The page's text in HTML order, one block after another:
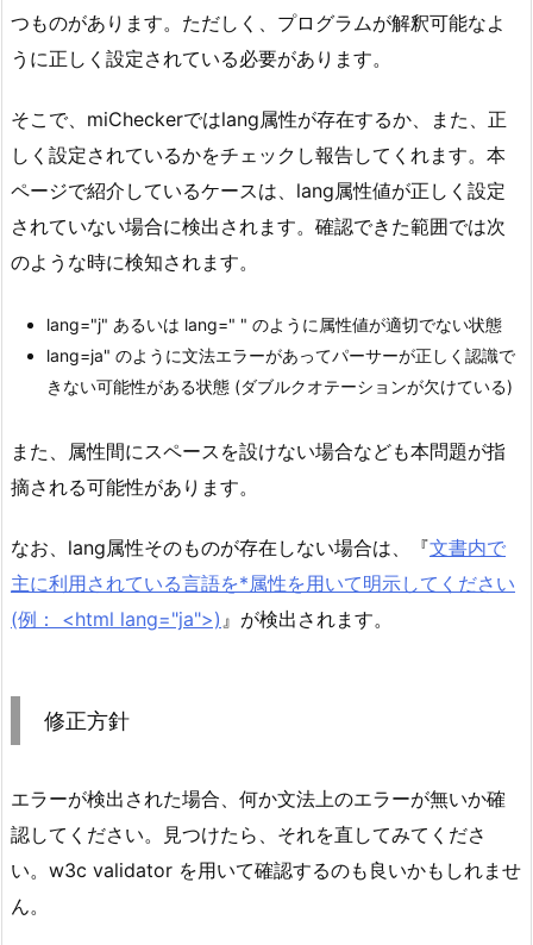
つものがあります。ただしく、プログラムが解釈可能なよ
うに正しく設定されている必要があります。
そこで、miCheckerではlang属性が存在するか、また、正
しく設定されているかをチェックし報告してくれます。本
ページで紹介しているケースは、lang属性値が正しく設定
されていない場合に検出されます。確認できた範囲では次
のような時に検知されます。
lang="j" あるいは lang=" " のように属性値が適切でない状態
lang=ja" のように文法エラーがあってパーサーが正しく認識で
きない可能性がある状態 (ダブルクオテーションが欠けている)
また、属性間にスペースを設けない場合なども本問題が指
摘される可能性があります。
なお、lang属性そのものが存在しない場合は、『文書内で
主に利用されている言語を*属性を用いて明示してください
(例： <html lang="ja">) 』が検出されます。
修正方針
エラーが検出された場合、何か文法上のエラーが無いか確
認してください。見つけたら、それを直してみてくださ
い。w3c validator を用いて確認するのも良いかもしれませ
ん。